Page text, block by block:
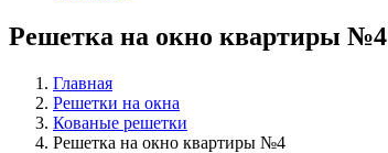
Решетка на окно квартиры №4
Главная
Решетки на окна
Кованые решетки
Решетка на окно квартиры №4